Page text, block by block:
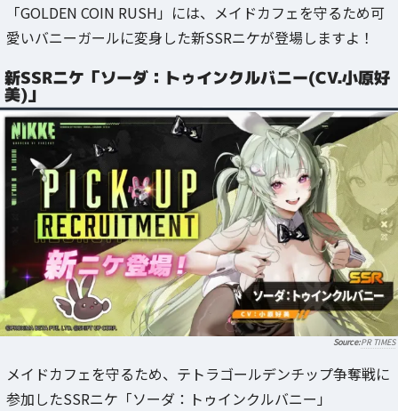
「GOLDEN COIN RUSH」には、メイドカフェを守るため可
愛いバニーガールに変身した新SSRニケが登場しますよ！
新SSRニケ「ソーダ：トゥインクルバニー(CV.小原好
美)」
PR TIMES
メイドカフェを守るため、テトラゴールデンチップ争奪戦に
参加したSSRニケ「ソーダ：トゥインクルバニー」